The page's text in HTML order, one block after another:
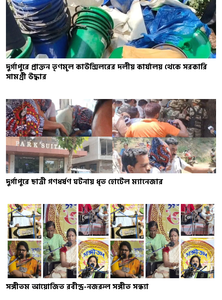
দুর্গাপুরে প্রাক্তন তৃণমূল কাউন্সিলরের দলীয় কার্যালয় থেকে সরকারি
সামগ্রী উদ্ধার
দুর্গাপুরে ছাত্রী গণধর্ষণ ঘটনায় ধৃত হোটেল ম্যানেজার
সঙ্গীতম আয়োজিত রবীন্দ্র-নজরুল সঙ্গীত সন্ধ্যা